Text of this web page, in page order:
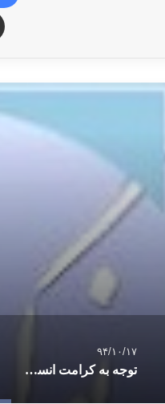
۹۴/۱۰/۱۷
توجه به کرامت انسان در جنگ های زمان پیامبر